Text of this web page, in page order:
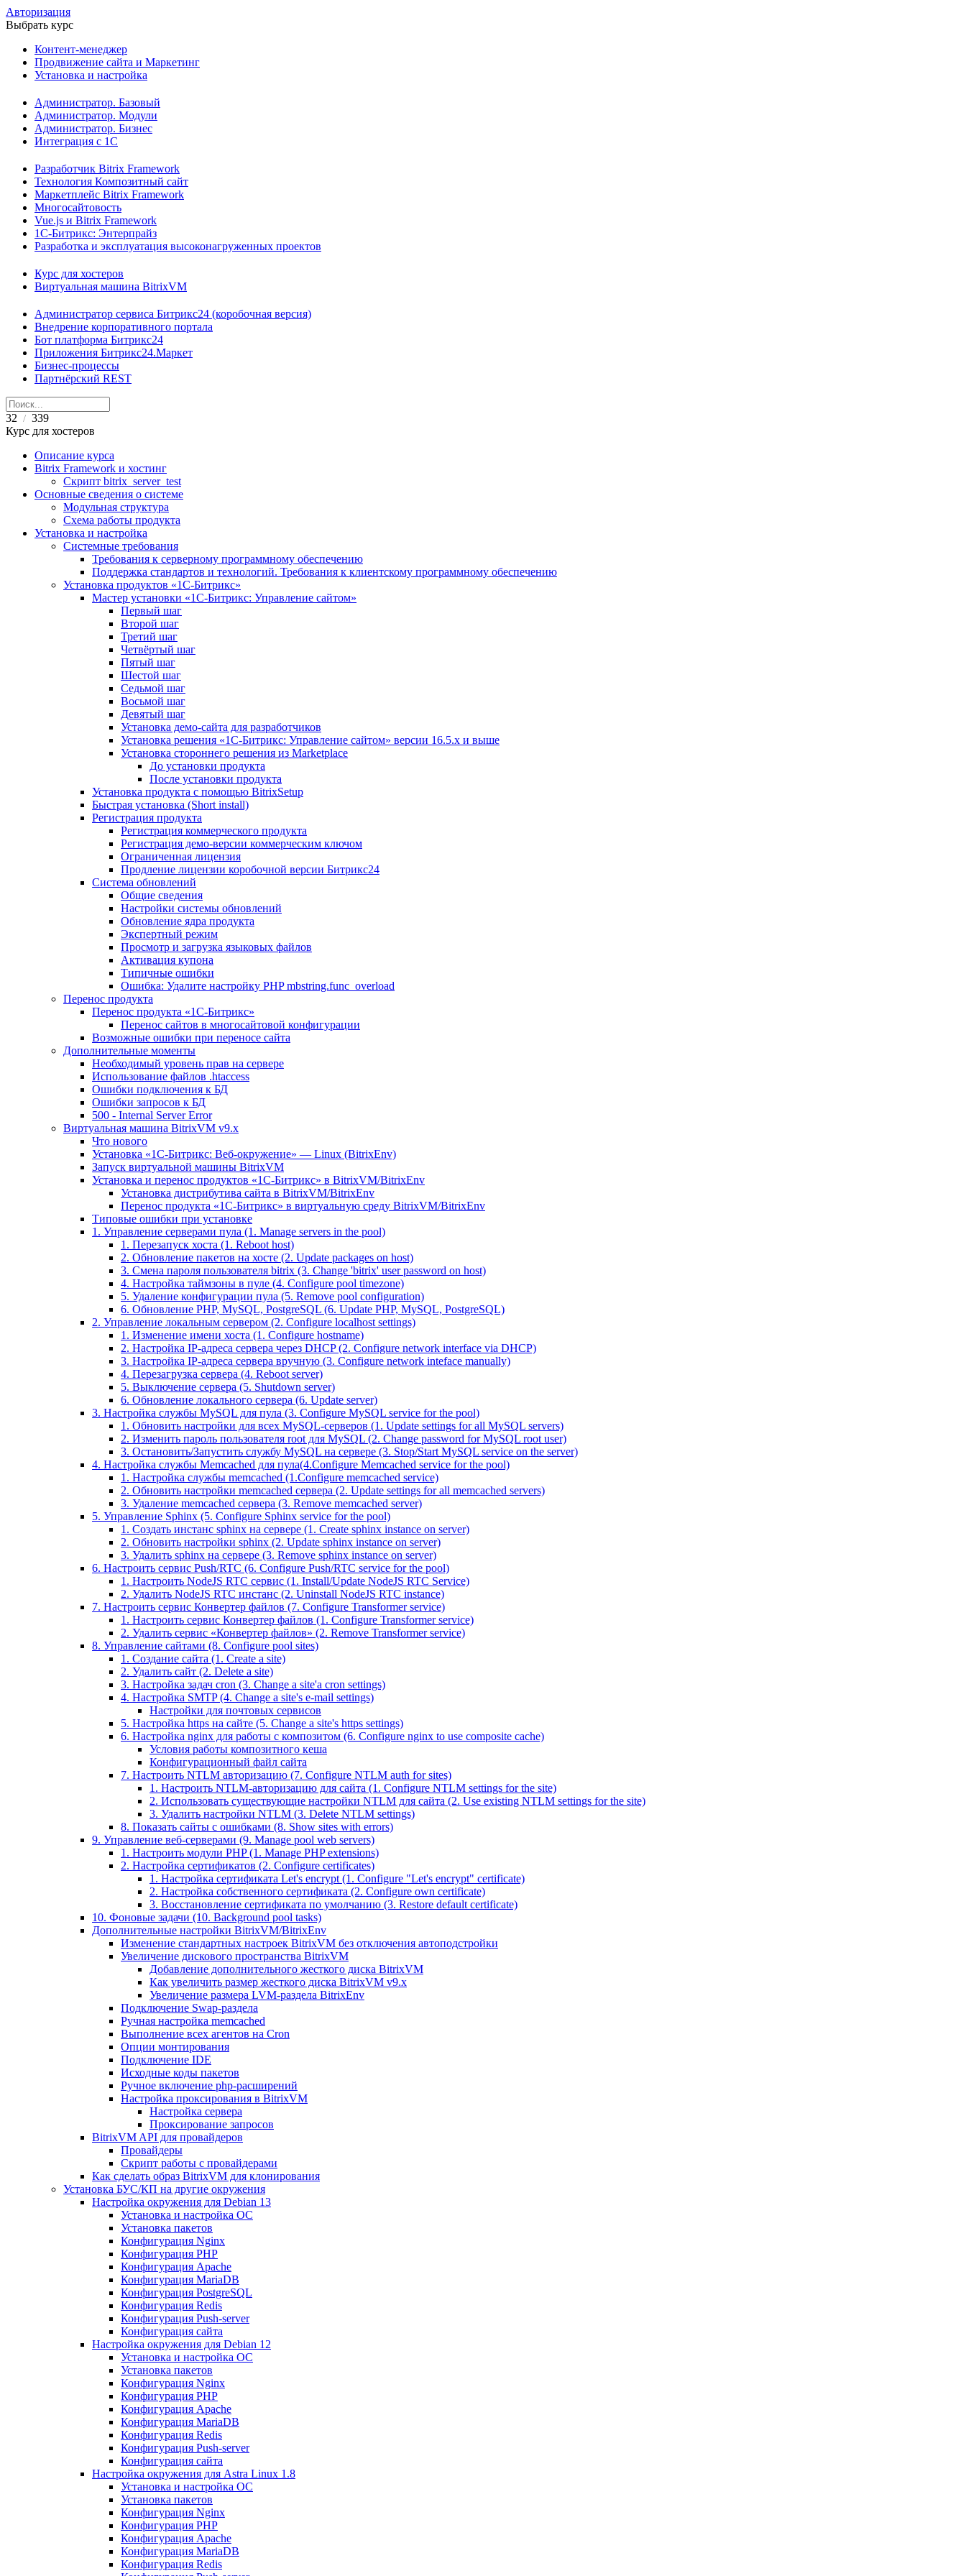
Авторизация
Выбрать курс
Контент-менеджер
Продвижение сайта и Маркетинг
Установка и настройка
Администратор. Базовый
Администратор. Модули
Администратор. Бизнес
Интеграция с 1С
Разработчик Bitrix Framework
Технология Композитный сайт
Маркетплейс Bitrix Framework
Многосайтовость
Vue.js и Bitrix Framework
1С-Битрикс: Энтерпрайз
Разработка и эксплуатация высоконагруженных проектов
Курс для хостеров
Виртуальная машина BitrixVM
Администратор сервиса Битрикс24 (коробочная версия)
Внедрение корпоративного портала
Бот платформа Битрикс24
Приложения Битрикс24.Маркет
Бизнес-процессы
Партнёрский REST
32 / 339
Курс для хостеров
Описание курса
Bitrix Framework и хостинг
Скрипт bitrix_server_test
Основные сведения о системе
Модульная структура
Схема работы продукта
Установка и настройка
Системные требования
Требования к серверному программному обеспечению
Поддержка стандартов и технологий. Требования к клиентскому программному обеспечению
Установка продуктов «1С-Битрикс»
Мастер установки «1C-Битрикс: Управление сайтом»
Первый шаг
Второй шаг
Третий шаг
Четвёртый шаг
Пятый шаг
Шестой шаг
Седьмой шаг
Восьмой шаг
Девятый шаг
Установка демо-сайта для разработчиков
Установка решения «1C-Битрикс: Управление сайтом» версии 16.5.х и выше
Установка стороннего решения из Marketplace
До установки продукта
После установки продукта
Установка продукта с помощью BitrixSetup
Быстрая установка (Short install)
Регистрация продукта
Регистрация коммерческого продукта
Регистрация демо-версии коммерческим ключом
Ограниченная лицензия
Продление лицензии коробочной версии Битрикс24
Система обновлений
Общие сведения
Настройки системы обновлений
Обновление ядра продукта
Экспертный режим
Просмотр и загрузка языковых файлов
Активация купона
Типичные ошибки
Ошибка: Удалите настройку PHP mbstring.func_overload
Перенос продукта
Перенос продукта «1C-Битрикс»
Перенос сайтов в многосайтовой конфигурации
Возможные ошибки при переносе сайта
Дополнительные моменты
Необходимый уровень прав на сервере
Использование файлов .htaccess
Ошибки подключения к БД
Ошибки запросов к БД
500 - Internal Server Error
Виртуальная машина BitrixVM v9.x
Что нового
Установка «1С-Битрикс: Веб-окружение» — Linux (BitrixEnv)
Запуск виртуальной машины BitrixVM
Установка и перенос продуктов «1С-Битрикс» в BitrixVM/BitrixEnv
Установка дистрибутива сайта в BitrixVM/BitrixEnv
Перенос продукта «1C-Битрикс» в виртуальную среду BitrixVM/BitrixEnv
Типовые ошибки при установке
1. Управление серверами пула (1. Manage servers in the pool)
1. Перезапуск хоста (1. Reboot host)
2. Обновление пакетов на хосте (2. Update packages on host)
3. Смена пароля пользователя bitrix (3. Change 'bitrix' user password on host)
4. Настройка таймзоны в пуле (4. Configure pool timezone)
5. Удаление конфигурации пула (5. Remove pool configuration)
6. Обновление PHP, MySQL, PostgreSQL (6. Update PHP, MySQL, PostgreSQL)
2. Управление локальным сервером (2. Configure localhost settings)
1. Изменение имени хоста (1. Configure hostname)
2. Настройка IP-адреса сервера через DHCP (2. Configure network interface via DHCP)
3. Настройка IP-адреса сервера вручную (3. Configure network inteface manually)
4. Перезагрузка сервера (4. Reboot server)
5. Выключение сервера (5. Shutdown server)
6. Обновление локального сервера (6. Update server)
3. Настройка службы MySQL для пула (3. Configure MySQL service for the pool)
1. Обновить настройки для всех MySQL-серверов (1. Update settings for all MySQL servers)
2. Изменить пароль пользователя root для MySQL (2. Change password for MySQL root user)
3. Остановить/Запустить службу MySQL на сервере (3. Stop/Start MySQL service on the server)
4. Настройка службы Memcached для пула(4.Configure Memcached service for the pool)
1. Настройка службы memcached (1.Configure memcached service)
2. Обновить настройки memcached сервера (2. Update settings for all memcached servers)
3. Удаление memcached сервера (3. Remove memcached server)
5. Управление Sphinx (5. Configure Sphinx service for the pool)
1. Создать инстанс sphinx на сервере (1. Create sphinx instance on server)
2. Обновить настройки sphinx (2. Update sphinx instance on server)
3. Удалить sphinx на сервере (3. Remove sphinx instance on server)
6. Настроить сервис Push/RTC (6. Configure Push/RTC service for the pool)
1. Настроить NodeJS RTC сервис (1. Install/Update NodeJS RTC Service)
2. Удалить NodeJS RTC инстанс (2. Uninstall NodeJS RTC instance)
7. Настроить сервис Конвертер файлов (7. Configure Transformer service)
1. Настроить сервис Конвертер файлов (1. Configure Transformer service)
2. Удалить сервис «Конвертер файлов» (2. Remove Transformer service)
8. Управление сайтами (8. Configure pool sites)
1. Создание сайта (1. Create a site)
2. Удалить сайт (2. Delete a site)
3. Настройка задач cron (3. Change a site'a cron settings)
4. Настройка SMTP (4. Change a site's e-mail settings)
Настройки для почтовых сервисов
5. Настройка https на сайте (5. Change a site's https settings)
6. Настройка nginx для работы с композитом (6. Configure nginx to use composite cache)
Условия работы композитного кеша
Конфигурационный файл сайта
7. Настроить NTLM авторизацию (7. Configure NTLM auth for sites)
1. Настроить NTLM-авторизацию для сайта (1. Configure NTLM settings for the site)
2. Использовать существующие настройки NTLM для сайта (2. Use existing NTLM settings for the site)
3. Удалить настройки NTLM (3. Delete NTLM settings)
8. Показать сайты с ошибками (8. Show sites with errors)
9. Управление веб-серверами (9. Manage pool web servers)
1. Настроить модули PHP (1. Manage PHP extensions)
2. Настройка сертификатов (2. Configure certificates)
1. Настройка сертификата Let's encrypt (1. Configure "Let's encrypt" certificate)
2. Настройка собственного сертификата (2. Configure own certificate)
3. Восстановление сертификата по умолчанию (3. Restore default certificate)
10. Фоновые задачи (10. Background pool tasks)
Дополнительные настройки BitrixVM/BitrixEnv
Изменение стандартных настроек BitrixVM без отключения автоподстройки
Увеличение дискового пространства BitrixVM
Добавление дополнительного жесткого диска BitrixVM
Как увеличить размер жесткого диска BitrixVM v9.x
Увеличение размера LVM-раздела BitrixEnv
Подключение Swap-раздела
Ручная настройка memcached
Выполнение всех агентов на Cron
Опции монтирования
Подключение IDE
Исходные коды пакетов
Ручное включение php-расширений
Настройка проксирования в BitrixVM
Настройка сервера
Проксирование запросов
BitrixVM API для провайдеров
Провайдеры
Скрипт работы с провайдерами
Как сделать образ BitrixVM для клонирования
Установка БУС/КП на другие окружения
Настройка окружения для Debian 13
Установка и настройка ОС
Установка пакетов
Конфигурация Nginx
Конфигурация PHP
Конфигурация Apache
Конфигурация MariaDB
Конфигурация PostgreSQL
Конфигурация Redis
Конфигурация Push-server
Конфигурация сайта
Настройка окружения для Debian 12
Установка и настройка ОС
Установка пакетов
Конфигурация Nginx
Конфигурация PHP
Конфигурация Apache
Конфигурация MariaDB
Конфигурация Redis
Конфигурация Push-server
Конфигурация сайта
Настройка окружения для Astra Linux 1.8
Установка и настройка ОС
Установка пакетов
Конфигурация Nginx
Конфигурация PHP
Конфигурация Apache
Конфигурация MariaDB
Конфигурация Redis